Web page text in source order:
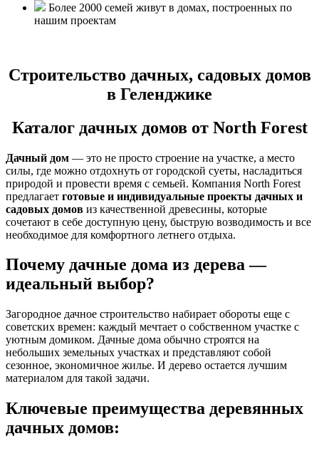
Более 2000 семей живут в домах, построенных по
нашим проектам
Строительство дачных, садовых домов
в Геленджике
Каталог дачных домов от North Forest
Дачный дом — это не просто строение на участке, а место
силы, где можно отдохнуть от городской суеты, насладиться
природой и провести время с семьей. Компания North Forest
предлагает готовые и индивидуальные проекты дачных и
садовых домов из качественной древесины, которые
сочетают в себе доступную цену, быструю возводимость и все
необходимое для комфортного летнего отдыха.
Почему дачные дома из дерева —
идеальный выбор?
Загородное дачное строительство набирает обороты еще с
советских времен: каждый мечтает о собственном участке с
уютным домиком. Дачные дома обычно строятся на
небольших земельных участках и представляют собой
сезонное, экономичное жилье. И дерево остается лучшим
материалом для такой задачи.
Ключевые преимущества деревянных
дачных домов: